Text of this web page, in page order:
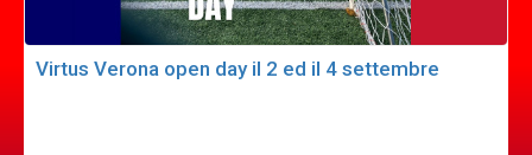
Virtus Verona open day il 2 ed il 4 settembre